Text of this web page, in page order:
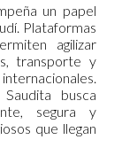
un papel
Plataformas
agilizar
transporte y
busca
segura y
que llegan